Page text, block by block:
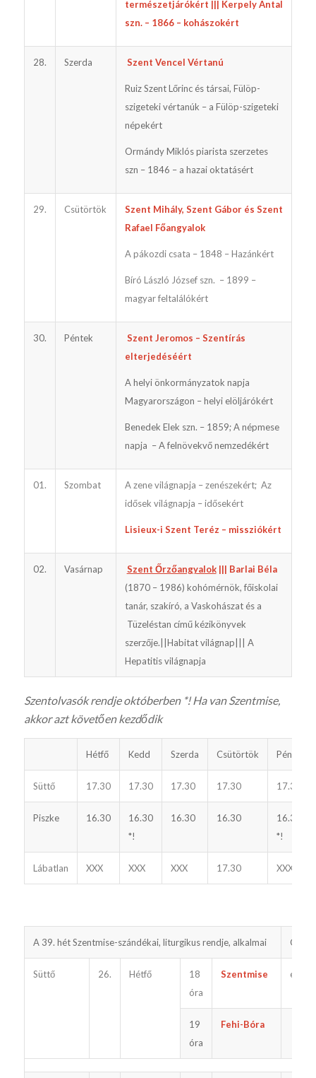
természetjárókért ||| Kerpely Antal
szn. – 1866 – kohászokért
28. Szerda Szent Vencel Vértanú
Ruiz Szent Lőrinc és társai, Fülöp-
szigeteki vértanúk – a Fülöp-szigeteki
népekért
Ormándy Miklós piarista szerzetes
szn – 1846 – a hazai oktatásért
29. Csütörtök
Szent Mihály, Szent Gábor és Szent
Rafael Főangyalok
A pákozdi csata – 1848 – Hazánkért
Bíró László József szn. – 1899 –
magyar feltalálókért
30. Péntek
Szent Jeromos – Szentírás
elterjedéséért
A helyi önkormányzatok napja
Magyarországon – helyi elöljárókért
Benedek Elek szn. – 1859; A népmese
napja – A felnövekvő nemzedékért
01. Szombat
A zene világnapja – zenészekért; Az
idősek világnapja – idősekért
Lisieux-i Szent Teréz – missziókért
02. Vasárnap Szent Őrzőangyalok||| Barlai Béla
(1870 – 1986) kohómérnök, főiskolai
tanár, szakíró, a Vaskohászat és a
Tüzeléstan című kézikönyvek
szerzője.||Habitat világnap||| A
Hepatitis világnapja
Szentolvasók rendje októberben *! Ha van Szentmise,
akkor azt követően kezdődik
Hétfő Kedd Szerda Csütörtök Péntek
Süttő 17.30 17.30 17.30 17.30 17.30
Piszke 16.30
16.30
*!
16.30 16.30
16.30
*!
Lábatlan XXX XXX XXX 17.30 XXX
A 39. hét Szentmise-szándékai, liturgikus rendje, alkalmai
Süttő 26. Hétfő
18
óra
Szentmise előtte
19
óra
Fehi-Bóra